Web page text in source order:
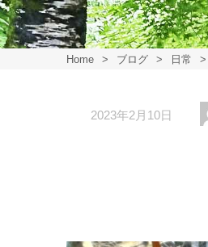
Home > ブログ > 日常 >
2023年2月10日